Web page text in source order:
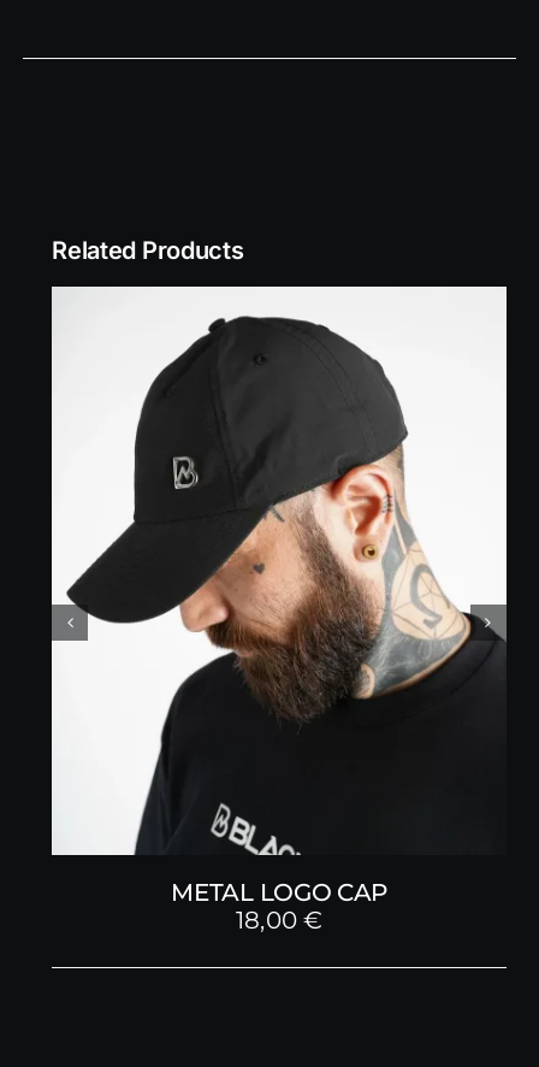
Related Products
METAL LOGO CAP
18,00€